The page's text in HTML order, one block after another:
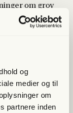
og
medier og til
om
partnere inden
om grov
involveret i en
for brud